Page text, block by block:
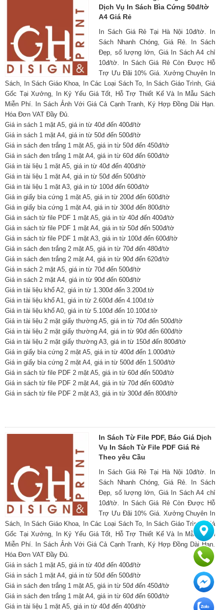
Dịch Vụ In Sách Bìa Cứng 50đ/tờ
A4 Giá Rẻ
In Sách Giá Rẻ Tại Hà Nội 10đ/tờ. In
Sách Nhanh Chóng, Giá Rẻ. In Sách
Đẹp, số lượng lớn, Giá In Sách A4 chỉ
10đ/tờ. In Sách Giá Rẻ Còn Được Hỗ
Trợ Ưu Đãi 10% Giá. Xưởng Chuyên In
Sách, In Sách Giáo Khoa, In Các Loại Sách To, In Sách Giáo Trình, Giá
Gốc Tại Xưởng, In Kỷ Yếu Giá Tốt, Hỗ Trợ Thiết Kế Và In Mẫu Sách
Miễn Phí. In Sách Ảnh Với Giá Cả Cạnh Tranh, Ký Hợp Đồng Dài Hạn.
Hóa Đơn VAT Đầy Đủ.
Giá in sách 1 mặt A5, giá in từ 40đ đến 400đ/tờ
Giá in sách 1 mặt A4, giá in từ 50đ đến 500đ/tờ
Giá in sách đen trắng 1 mặt A5, giá in từ 50đ đến 450đ/tờ
Giá in sách đen trắng 1 mặt A4, giá in từ 60đ đến 600đ/tờ
Giá in tài liệu 1 mặt A5, giá in từ 40đ đến 400đ/tờ
Giá in tài liệu 1 mặt A4, giá in từ 50đ đến 500đ/tờ
Giá in tài liệu 1 mặt A3, giá in từ 100đ đến 600đ/tờ
Giá in giấy bìa cứng 1 mặt A5, giá in từ 200đ đến 600đ/tờ
Giá in giấy bìa cứng 1 mặt A4, giá in từ 300đ đến 800đ/tờ
Giá in sách từ file PDF 1 mặt A5, giá in từ 40đ đến 400đ/tờ
Giá in sách từ file PDF 1 mặt A4, giá in từ 50đ đến 500đ/tờ
Giá in sách từ file PDF 1 mặt A3, giá in từ 100đ đến 600đ/tờ
Giá in sách đen trắng 2 mặt A5, giá in từ 70đ đến 480đ/tờ
Giá in sách đen trắng 2 mặt A4, giá in từ 90đ đến 620đ/tờ
Giá in sách 2 mặt A5, giá in từ 70đ đến 500đ/tờ
Giá in sách 2 mặt A4, giá in từ 90đ đến 600đ/tờ
Giá in tài liệu khổ A2, giá in từ 1.300đ đến 3.200đ.tờ
Giá in tài liệu khổ A1, giá in từ 2.600đ đến 4.100đ.tờ
Giá in tài liệu khổ A0, giá in từ 5.100đ đến 10.100đ.tờ
Giá in tài liệu 2 mặt giấy thường A5, giá in từ 70đ đến 500đ/tờ
Giá in tài liệu 2 mặt giấy thường A4, giá in từ 90đ đến 600đ/tờ
Giá in tài liệu 2 mặt giấy thường A3, giá in từ 150đ đến 800đ/tờ
Giá in giấy bìa cứng 2 mặt A5, giá in từ 400đ đến 1.000đ/tờ
Giá in giấy bìa cứng 2 mặt A4, giá in từ 500đ đến 1.500đ/tờ
Giá in sách từ file PDF 2 mặt A5, giá in từ 60đ đến 500đ/tờ
Giá in sách từ file PDF 2 mặt A4, giá in từ 70đ đến 600đ/tờ
Giá in sách từ file PDF 2 mặt A3, giá in từ 300đ đến 800đ/tờ
In Sách Từ File PDF, Báo Giá Dịch
Vụ In Sách Từ File PDF Giá Rẻ
Theo yêu Cầu
In Sách Giá Rẻ Tại Hà Nội 10đ/tờ. In
Sách Nhanh Chóng, Giá Rẻ. In Sách
Đẹp, số lượng lớn, Giá In Sách A4 chỉ
10đ/tờ. In Sách Giá Rẻ Còn Được Hỗ
Trợ Ưu Đãi 10% Giá. Xưởng Chuyên In
Sách, In Sách Giáo Khoa, In Các Loại Sách To, In Sách Giáo Trình, Giá
Gốc Tại Xưởng, In Kỷ Yếu Giá Tốt, Hỗ Trợ Thiết Kế Và In Mẫu Sách
Miễn Phí. In Sách Ảnh Với Giá Cả Cạnh Tranh, Ký Hợp Đồng Dài Hạn.
Hóa Đơn VAT Đầy Đủ.
Giá in sách 1 mặt A5, giá in từ 40đ đến 400đ/tờ
Giá in sách 1 mặt A4, giá in từ 50đ đến 500đ/tờ
Giá in sách đen trắng 1 mặt A5, giá in từ 50đ đến 450đ/tờ
Giá in sách đen trắng 1 mặt A4, giá in từ 60đ đến 600đ/tờ
Giá in tài liệu 1 mặt A5, giá in từ 40đ đến 400đ/tờ